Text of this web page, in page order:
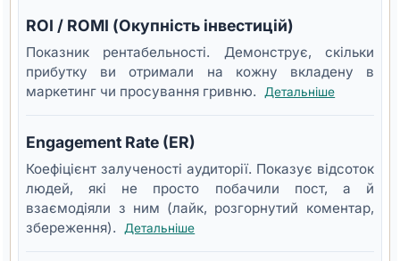
ROI / ROMI (Окупність інвестицій)
Показник рентабельності. Демонструє, скільки
прибутку ви отримали на кожну вкладену в
маркетинг чи просування гривню.
Детальніше
Engagement Rate (ER)
Коефіцієнт залученості аудиторії. Показує відсоток
людей, які не просто побачили пост, а й
взаємодіяли з ним (лайк, розгорнутий коментар,
збереження).
Детальніше